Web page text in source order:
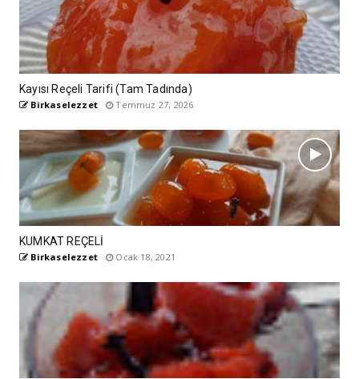
Kayısı Reçeli Tarifi (Tam Tadında)
Birkaselezzet Temmuz 27, 2026
KUMKAT REÇELİ
Birkaselezzet Ocak 18, 2021